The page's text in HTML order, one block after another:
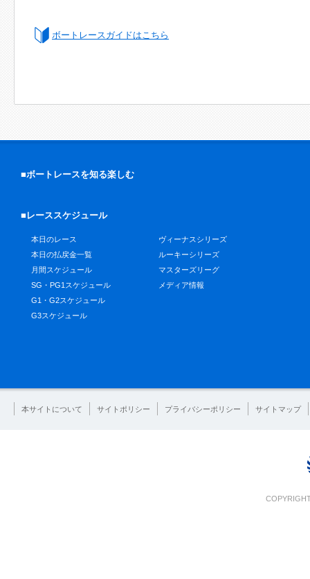
ボートレースガイドはこちら
■ボートレースを知る楽しむ
■レーススケジュール
本日のレース
本日の払戻金一覧
月間スケジュール
SG・PG1スケジュール
G1・G2スケジュール
G3スケジュール
ヴィーナスシリーズ
ルーキーシリーズ
マスターズリーグ
メディア情報
本サイトについて サイトポリシー プライバシーポリシー サイトマップ